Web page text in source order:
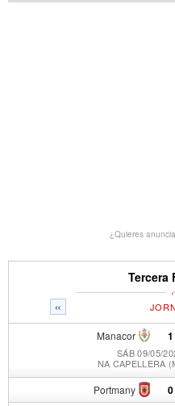
¿Quieres
Tercera
«
Manacor 1
SÁB 09/05/
NA CAPELLERA
Portmany 0